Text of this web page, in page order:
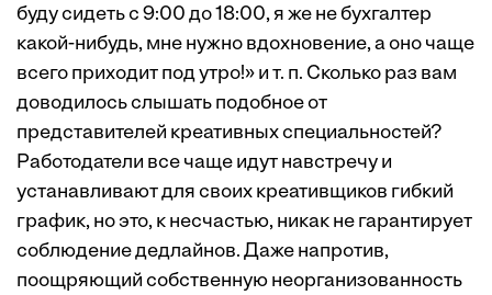
буду сидеть с 9:00 до 18:00, я же не бухгалтер
какой-нибудь, мне нужно вдохновение, а оно чаще
всего приходит под утро!» и т. п. Сколько раз вам
доводилось слышать подобное от
представителей креативных специальностей?
Работодатели все чаще идут навстречу и
устанавливают для своих креативщиков гибкий
график, но это, к несчастью, никак не гарантирует
соблюдение дедлайнов. Даже напротив,
поощряющий собственную неорганизованность